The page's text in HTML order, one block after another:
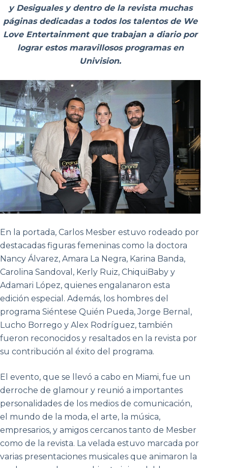
y Desiguales y dentro de la revista muchas
páginas dedicadas a todos los talentos de We
Love Entertainment que trabajan a diario por
lograr estos maravillosos programas en
Univision.
En la portada, Carlos Mesber estuvo rodeado por
destacadas figuras femeninas como la doctora
Nancy Álvarez, Amara La Negra, Karina Banda,
Carolina Sandoval, Kerly Ruiz, ChiquiBaby y
Adamari López, quienes engalanaron esta
edición especial. Además, los hombres del
programa Siéntese Quién Pueda, Jorge Bernal,
Lucho Borrego y Alex Rodríguez, también
fueron reconocidos y resaltados en la revista por
su contribución al éxito del programa.
El evento, que se llevó a cabo en Miami, fue un
derroche de glamour y reunió a importantes
personalidades de los medios de comunicación,
el mundo de la moda, el arte, la música,
empresarios, y amigos cercanos tanto de Mesber
como de la revista. La velada estuvo marcada por
varias presentaciones musicales que animaron la